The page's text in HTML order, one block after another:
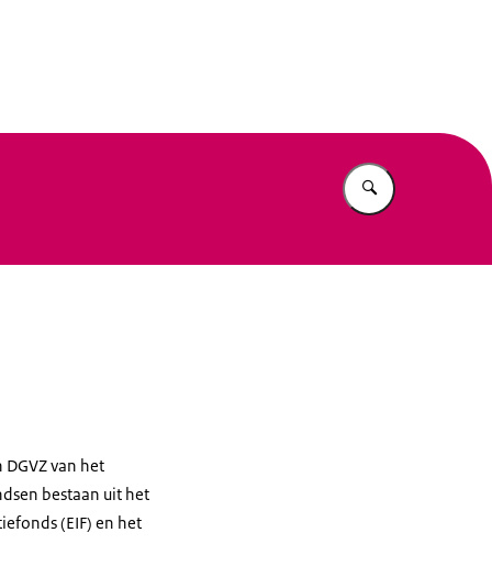
Vul in wat u
van het
bestaan uit het
(EIF) en het